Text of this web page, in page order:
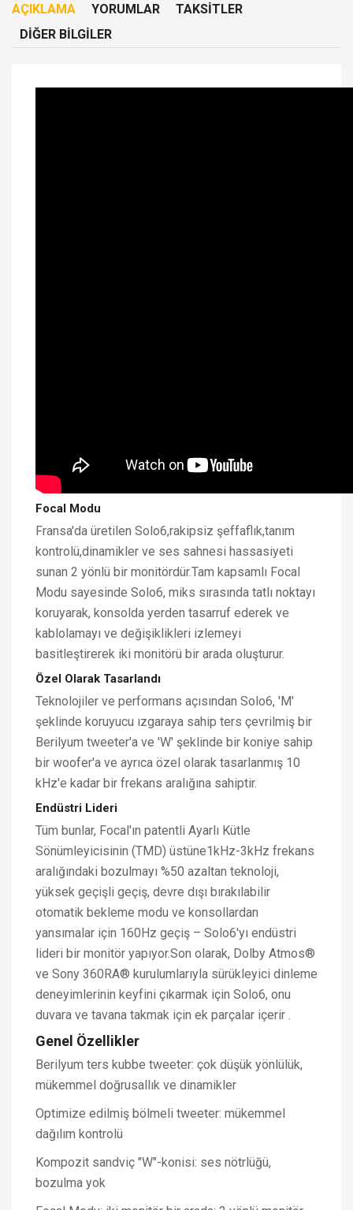
AÇIKLAMA YORUMLAR
TAKSITLER
DIĞER BILGILER
Focal Modu
Fransa'da üretilen Solo6,rakipsiz şeffaflık,tanım
kontrolü,dinamikler ve ses sahnesi hassasiyeti
sunan 2 yönlü bir monitördür.Tam kapsamlı Focal
Modu sayesinde Solo6, miks sırasında tatlı noktayı
koruyarak, konsolda yerden tasarruf ederek ve
kablolamayı ve değişiklikleri izlemeyi
basitleştirerek iki monitörü bir arada oluşturur.
Özel Olarak Tasarlandı
Teknolojiler ve performans açısından Solo6, 'M'
şeklinde koruyucu ızgaraya sahip ters çevrilmiş bir
Berilyum tweeter'a ve 'W' şeklinde bir koniye sahip
bir woofer'a ve ayrıca özel olarak tasarlanmış 10
kHz'e kadar bir frekans aralığına sahiptir.
Endüstri Lideri
Tüm bunlar, Focal'ın patentli Ayarlı Kütle
Sönümleyicisinin (TMD) üstüne1kHz-3kHz frekans
aralığındaki bozulmayı %50 azaltan teknoloji,
yüksek geçişli geçiş, devre dışı bırakılabilir
otomatik bekleme modu ve konsollardan
yansımalar için 160Hz geçiş – Solo6'yı endüstri
lideri bir monitör yapıyor.Son olarak, Dolby Atmos®
ve Sony 360RA® kurulumlarıyla sürükleyici dinleme
deneyimlerinin keyfini çıkarmak için Solo6, onu
duvara ve tavana takmak için ek parçalar içerir .
Genel Özellikler
Berilyum ters kubbe tweeter: çok düşük yönlülük,
mükemmel doğrusallık ve dinamikler
Optimize edilmiş bölmeli tweeter: mükemmel
dağılım kontrolü
Kompozit sandviç "W"-konisi: ses nötrlüğü,
bozulma yok